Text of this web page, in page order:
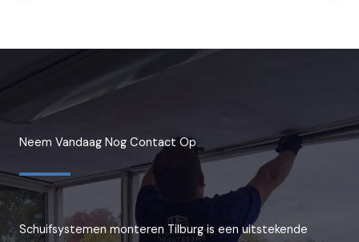
Neem Vandaag Nog Contact Op
Schuifsystemen monteren Tilburg is een uitstekende